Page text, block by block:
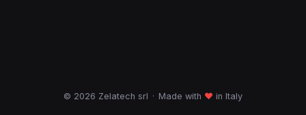
© 2026 Zelatech srl · Made with ♥ in Italy